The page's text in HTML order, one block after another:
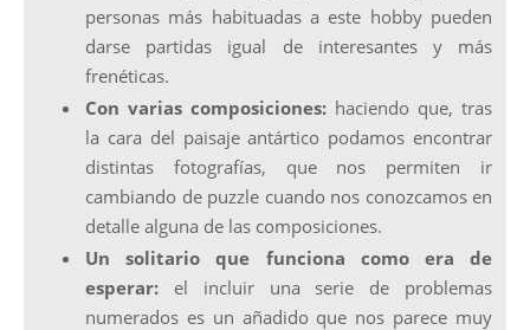
personas más habituadas a este hobby pueden
darse partidas igual de interesantes y más
frenéticas.
Con varias composiciones: haciendo que, tras
la cara del paisaje antártico podamos encontrar
distintas fotografías, que nos permiten ir
cambiando de puzzle cuando nos conozcamos en
detalle alguna de las composiciones.
Un solitario que funciona como era de
esperar: el incluir una serie de problemas
numerados es un añadido que nos parece muy